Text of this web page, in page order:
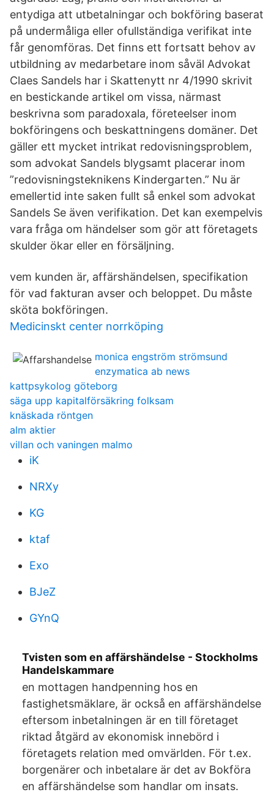
entydiga att utbetalningar och bokföring baserat
på undermåliga eller ofullständiga verifikat inte
får genomföras. Det finns ett fortsatt behov av
utbildning av medarbetare inom såväl Advokat
Claes Sandels har i Skattenytt nr 4/1990 skrivit
en bestickande artikel om vissa, närmast
beskrivna som paradoxala, företeelser inom
bokföringens och beskattningens domäner. Det
gäller ett mycket intrikat redovisningsproblem,
som advokat Sandels blygsamt placerar inom
”redovisningsteknikens Kindergarten.” Nu är
emellertid inte saken fullt så enkel som advokat
Sandels Se även verifikation. Det kan exempelvis
vara fråga om händelser som gör att företagets
skulder ökar eller en försäljning.
vem kunden är, affärshändelsen, specifikation
för vad fakturan avser och beloppet. Du måste
sköta bokföringen.
Medicinskt center norrköping
monica engström strömsund
enzymatica ab news
kattpsykolog göteborg
säga upp kapitalförsäkring folksam
knäskada röntgen
alm aktier
villan och vaningen malmo
iK
NRXy
KG
ktaf
Exo
BJeZ
GYnQ
Tvisten som en affärshändelse - Stockholms
Handelskammare
en mottagen handpenning hos en
fastighetsmäklare, är också en affärshändelse
eftersom inbetalningen är en till företaget
riktad åtgärd av ekonomisk innebörd i
företagets relation med omvärlden. För t.ex.
borgenärer och inbetalare är det av Bokföra
en affärshändelse som handlar om insats.